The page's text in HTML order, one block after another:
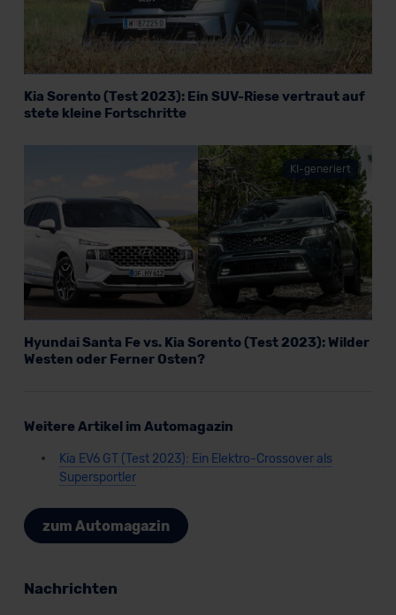
Kia Sorento (Test 2023): Ein SUV-Riese vertraut auf
stete kleine Fortschritte
KI-generiert
Hyundai Santa Fe vs. Kia Sorento (Test 2023): Wilder
Westen oder Ferner Osten?
Weitere Artikel im Automagazin
Kia EV6 GT (Test 2023): Ein Elektro-Crossover als
Supersportler
zum Automagazin
Nachrichten